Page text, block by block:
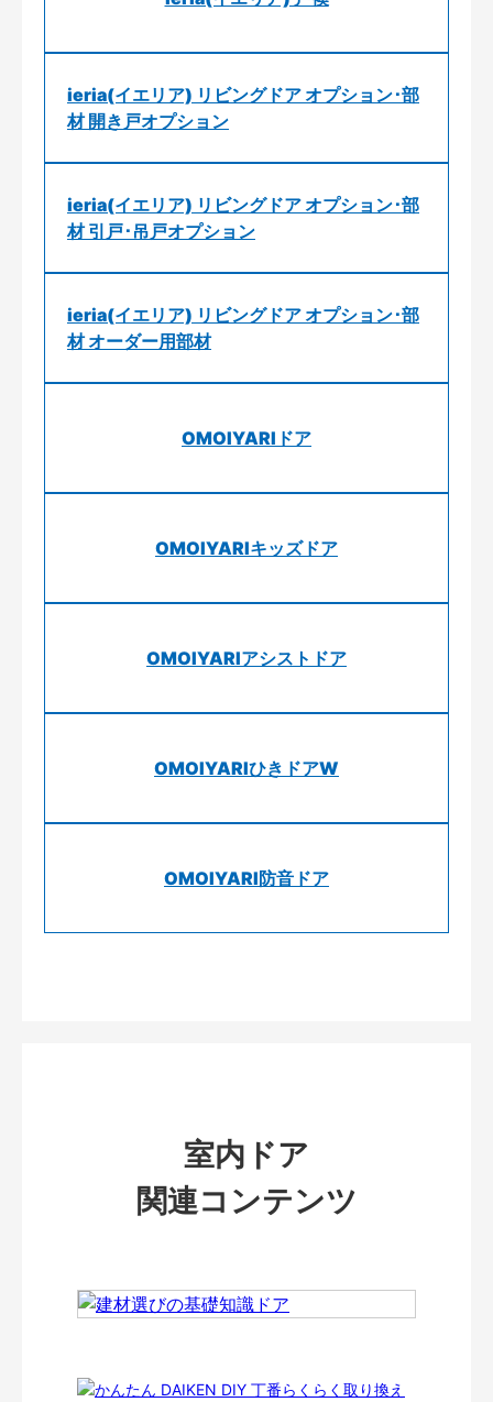
ieria(イエリア) リビングドア オプション･部
材 開き戸オプション
ieria(イエリア) リビングドア オプション･部
材 引戸･吊戸オプション
ieria(イエリア) リビングドア オプション･部
材 オーダー用部材
OMOIYARIドア
OMOIYARIキッズドア
OMOIYARIアシストドア
OMOIYARIひきドアW
OMOIYARI防音ドア
室内ドア
関連コンテンツ